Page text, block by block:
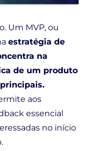
Um MVP, ou
estratégia de
na
de um produto
aos
essencial
no início